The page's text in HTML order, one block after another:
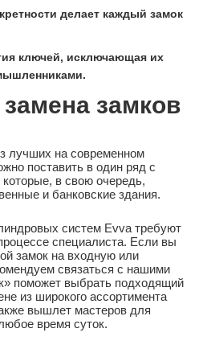
делает каждый замок
ключей, исключающая их
замков
лучших на современном
поставить в один ряд с
в свою очередь,
и банковские здания.
систем Evva требуют
специалиста. Если вы
замок на входную или
связаться с нашими
поможет выбрать подходящий
из широкого ассортимента
вышлет мастеров для
время суток.